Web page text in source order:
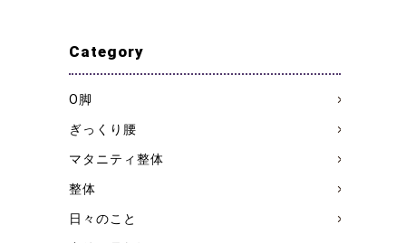
Category
О脚
ぎっくり腰
マタニティ整体
整体
日々のこと